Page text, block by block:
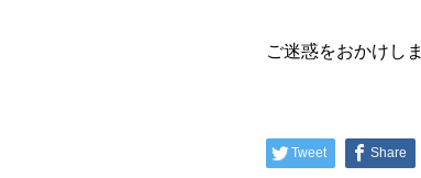
ご迷惑をおかけし
Tweet Share